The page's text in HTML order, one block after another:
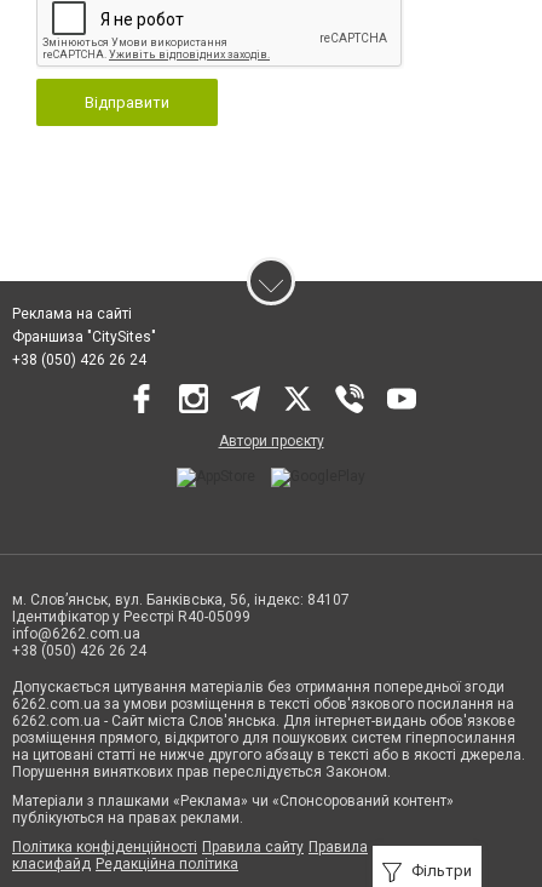
Відправити
Фільтри
Реклама на сайті
Франшиза "CitySites"
+38 (050) 426 26 24
Автори проєкту
м. Слов’янськ, вул. Банківська, 56, індекс: 84107
Ідентифікатор у Реєстрі R40-05099
info@6262.com.ua
+38 (050) 426 26 24
Допускається цитування матеріалів без отримання попередньої згоди
6262.com.ua за умови розміщення в тексті обов'язкового посилання на
6262.com.ua - Сайт міста Слов'янська. Для інтернет-видань обов'язкове
розміщення прямого, відкритого для пошукових систем гіперпосилання
на цитовані статті не нижче другого абзацу в тексті або в якості джерела.
Порушення виняткових прав переслідується Законом.
Матеріали з плашками «Реклама» чи «Спонсорований контент»
публікуються на правах реклами.
Політика конфіденційності Правила сайту Правила
класифайд Редакційна політика